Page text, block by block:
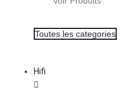
Toutes les categories
Hifi